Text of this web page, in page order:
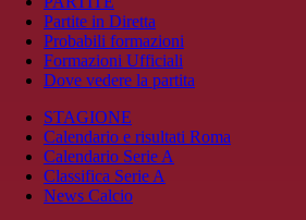
Partite in Diretta
Probabili formazioni
Formazioni Ufficiali
Dove vedere la partita
STAGIONE
Calendario e risultati Roma
Calendario Serie A
Classifica Serie A
News Calcio